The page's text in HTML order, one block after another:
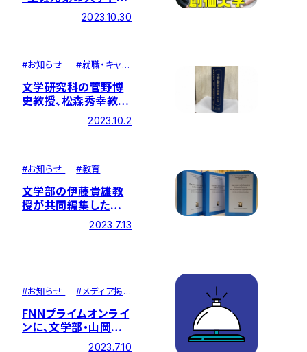
イク」に文学部伊藤ゼ
ミコラボ動画が掲載さ
2023.10.30
#お知らせ #就職・キャリ
文学研究科の菅野博
史教授、松森秀幸教授
が『中国仏教哲学要
義』の翻訳書を出版
2023.10.2
#お知らせ #教育
文学部の伊藤貴雄教
授が共同編集した海
外書籍が刊行されまし
2023.7.13
#お知らせ #メディア掲
FNNプライムオンライ
ンに、文学部・山岡政
紀教授のコメントが掲
2023.7.10